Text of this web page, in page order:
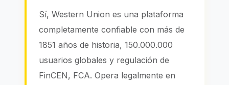
Sí, Western Union es una plataforma
completamente confiable con más de
1851 años de historia, 150.000.000
usuarios globales y regulación de
FinCEN, FCA. Opera legalmente en